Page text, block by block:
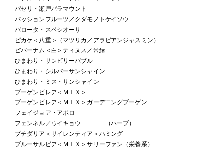
パセリ・瀬戸パラマウント
パッションフルーツ／クダモノトケイソウ
バロータ・スペシオーサ
ピカケ＜八重＞（マツリカ／アラビアンジャスミン）
ビバーナム＜白＞ティヌス／常緑
ひまわり・サンビリーバブル
ひまわり・シルバーサンシャイン
ひまわり・ミス・サンシャイン
ブーゲンビレア＜ＭＩＸ＞
ブーゲンビレア＜ＭＩＸ＞ガーデニングブーゲン
フェイジョア・アポロ
フェンネル／ウイキョウ （ハーブ）
プチダリア＜サイレンティア＞ハミング
ブルーサルビア＜ＭＩＸ＞サリーファン（栄養系）